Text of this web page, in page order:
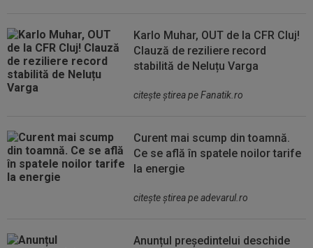
Karlo Muhar, OUT de la CFR Cluj!
Clauză de reziliere record
stabilită de Neluțu Varga
citeşte ştirea pe Fanatik.ro
Curent mai scump din toamnă.
Ce se află în spatele noilor tarife
la energie
citeşte ştirea pe adevarul.ro
Anunțul președintelui deschide